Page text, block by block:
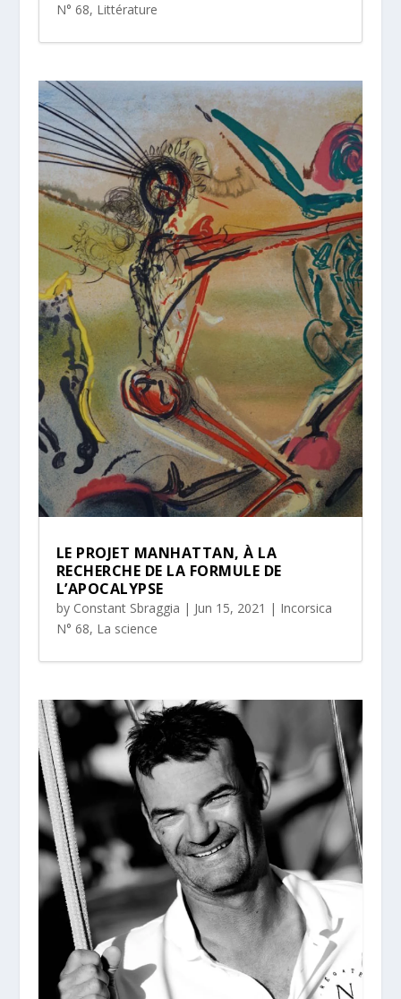
N° 68, Littérature
LE PROJET MANHATTAN, À LA
RECHERCHE DE LA FORMULE DE
L’APOCALYPSE
by Constant Sbraggia | Jun 15, 2021 | Incorsica
N° 68, La science